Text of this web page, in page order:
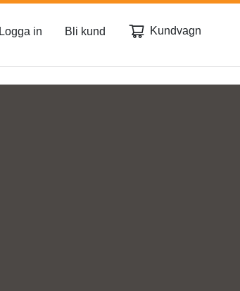
Logga in Bli kund Kundvagn